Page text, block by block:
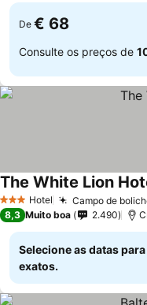
De € 68
Consulte os preços de
3 EstrelasHotel Campo de
The White Lion
8,3 Muito boa 2.490
Selecione as datas
exatos.